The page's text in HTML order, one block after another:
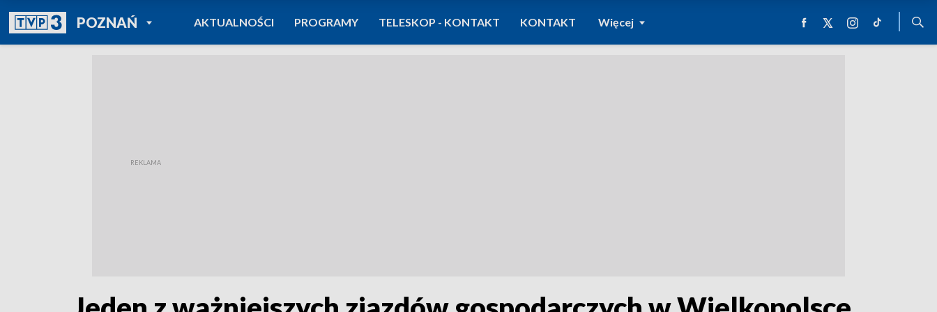
POZNAŃPOWRÓT DO
TVP REGIONY
AKTUALNOŚCI PROGRAMY TELESKOP - KONTAKT KONTAKT Więcej